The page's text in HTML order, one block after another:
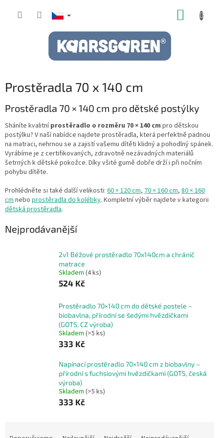
Prostěradla 70 x 140 cm
Prostěradla 70 × 140 cm pro dětské postýlky
Sháníte kvalitníprostěradlo o rozměru 70 × 140 cm pro dětskou
postýlku? V naší nabídce najdete prostěradla, která perfektně padnou
na matraci, nehrnou se a zajistí vašemu dítěti klidný a pohodlný spánek.
Vyrábíme je z certifikovaných, zdravotně nezávadných materiálů
šetrných k dětské pokožce. Díky všité gumě dobře drží i při nočním
pohybu dítěte.
Prohlédněte si také další velikosti: 60 × 120 cm, 70 × 160 cm, 80 × 160
cmnebo prostěradla do kolébky. Kompletní výběr najdete v kategorii
dětská prostěradla.
Nejprodávanější
2v1 Béžové prostěradlo 70x140cm a chránič
matrace
Skladem (4 ks)
524 Kč
Prostěradlo 70×140 cm do dětské postele –
biobavlna, přírodní se šedými hvězdičkami
(GOTS, CZ výroba)
Skladem (>5 ks)
333 Kč
Napínací prostěradlo 70×140 cm z biobavlny –
přírodní s fuchsiovými hvězdičkami (GOTS, česká
výroba)
Skladem (>5 ks)
333 Kč